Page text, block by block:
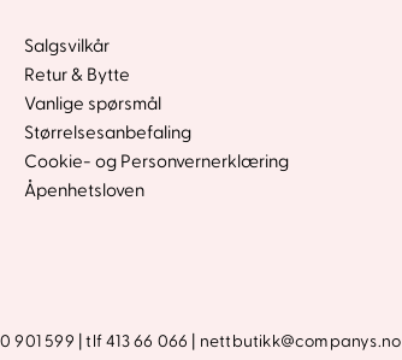
Salgsvilkår
Retur & Bytte
Vanlige spørsmål
Størrelsesanbefaling
Cookie- og Personvernerklæring
Åpenhetsloven
901 599 | tlf 413 66 066 | nettbutikk@companys.no